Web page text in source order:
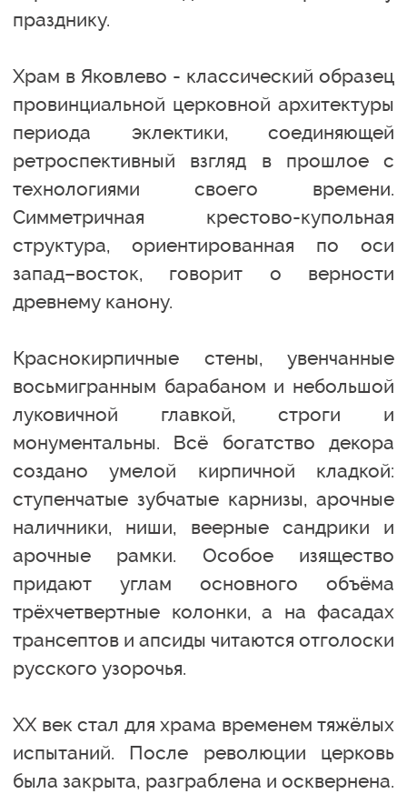
празднику.
Храм в Яковлево - классический образец
провинциальной церковной архитектуры
периода эклектики, соединяющей
ретроспективный взгляд в прошлое с
технологиями своего времени.
Симметричная крестово-купольная
структура, ориентированная по оси
запад–восток, говорит о верности
древнему канону.
Краснокирпичные стены, увенчанные
восьмигранным барабаном и небольшой
луковичной главкой, строги и
монументальны. Всё богатство декора
создано умелой кирпичной кладкой:
ступенчатые зубчатые карнизы, арочные
наличники, ниши, веерные сандрики и
арочные рамки. Особое изящество
придают углам основного объёма
трёхчетвертные колонки, а на фасадах
трансептов и апсиды читаются отголоски
русского узорочья.
XX век стал для храма временем тяжёлых
испытаний. После революции церковь
была закрыта, разграблена и осквернена.